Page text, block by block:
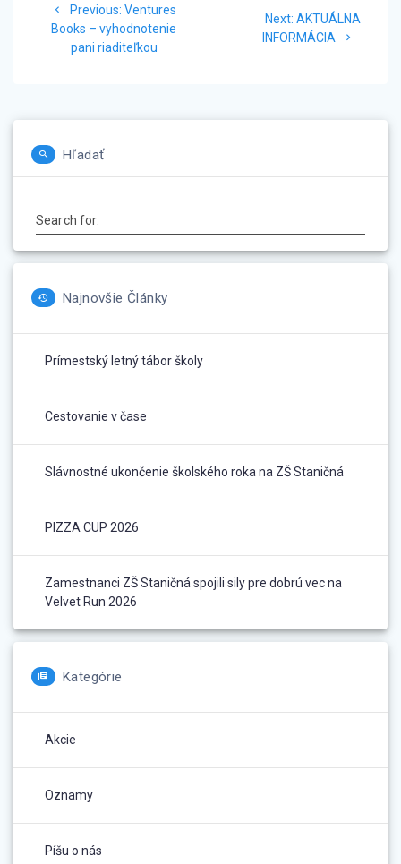
článku
Previous: Previous
post:
Ventures
Books – vyhodnotenie
pani riaditeľkou
Next: Next
post:
AKTUÁLNA
INFORMÁCIA
Hľadať
Search for:
Najnovšie Články
Prímestský letný tábor školy
Cestovanie v čase
Slávnostné ukončenie školského roka na ZŠ Staničná
PIZZA CUP 2026
Zamestnanci ZŠ Staničná spojili sily pre dobrú vec na
Velvet Run 2026
Kategórie
Akcie
Oznamy
Píšu o nás